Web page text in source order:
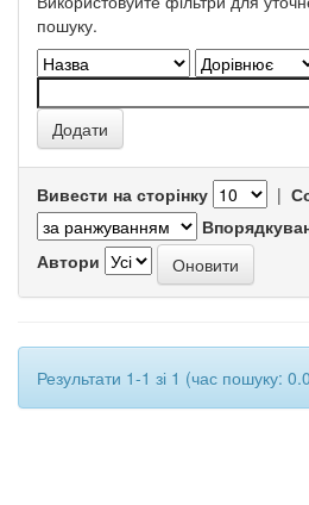
пошуку.
Вивести на сторінку |
Автори
Результати 1-1 зі 1 (час пошуку: